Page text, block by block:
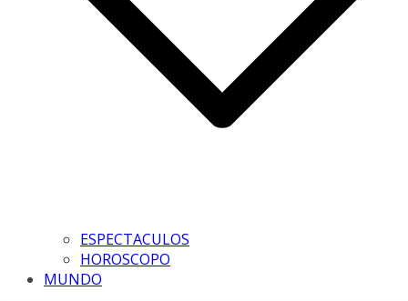
ESPECTACULOS
HOROSCOPO
MUNDO